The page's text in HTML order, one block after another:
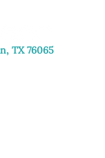
TX 76065